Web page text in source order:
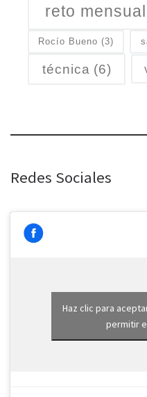
reto mensual
Rocío Bueno (3)
técnica (6)
Redes Sociales
Haz clic para
permitir